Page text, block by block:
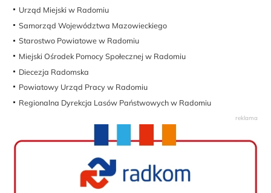
Urząd Miejski w Radomiu
Samorząd Województwa Mazowieckiego
Starostwo Powiatowe w Radomiu
Miejski Ośrodek Pomocy Społecznej w Radomiu
Diecezja Radomska
Powiatowy Urząd Pracy w Radomiu
Regionalna Dyrekcja Lasów Państwowych w Radomiu